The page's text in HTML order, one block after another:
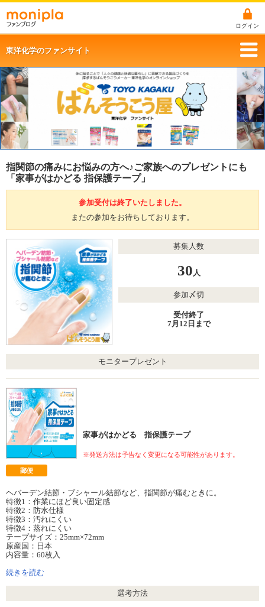
ログイン
東洋化学のファンサイト
指関節の痛みにお悩みの方へ♪ご家族へのプレゼントにも
「家事がはかどる 指保護テープ」
参加受付は終了いたしました。
またの参加をお待ちしております。
募集人数
30人
参加〆切
受付終了
7月12日まで
モニタープレゼント
家事がはかどる 指保護テープ
※発送方法は予告なく変更になる可能性があります。
郵便
ヘバーデン結節・ブシャール結節など、指関節が痛むときに。
特徴1：作業にほど良い固定感
特徴2：防水仕様
特徴3：汚れにくい
特徴4：蒸れにくい
テープサイズ：25mm×72mm
原産国：日本
内容量：60枚入
続きを読む
選考方法